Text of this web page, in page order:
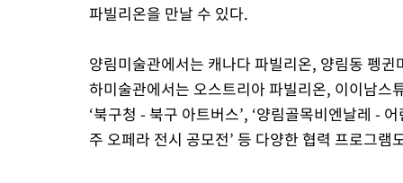
파빌리온을 만날 수 있다.
양림미술관에서는 캐나다 파빌리온, 양림동 펭
하미술관에서는 오스트리아 파빌리온, 이이남
‘북구청 - 북구 아트버스’, ‘양림골목비엔날레 -
주 오페라 전시 공모전’ 등 다양한 협력 프로그램